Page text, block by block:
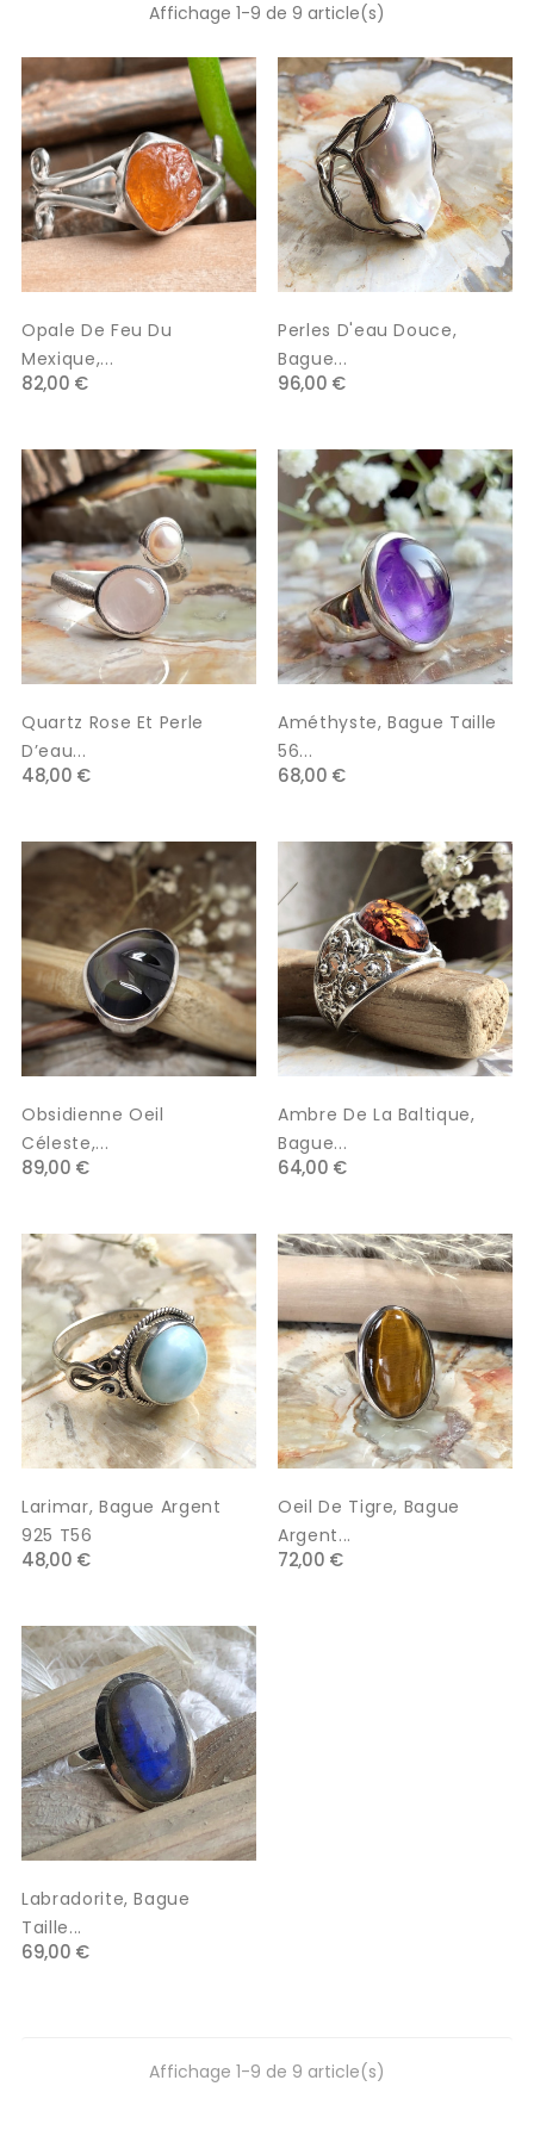
Affichage 1-9 de 9 article(s)
Opale De Feu Du
Mexique,...
82,00 €
Perles D'eau Douce,
Bague...
96,00 €
Quartz Rose Et Perle
D’eau...
48,00 €
Améthyste, Bague Taille
56...
68,00 €
Obsidienne Oeil
Céleste,...
89,00 €
Ambre De La Baltique,
Bague...
64,00 €
Larimar, Bague Argent
925 T56
48,00 €
Oeil De Tigre, Bague
Argent...
72,00 €
Labradorite, Bague
Taille...
69,00 €
Affichage 1-9 de 9 article(s)